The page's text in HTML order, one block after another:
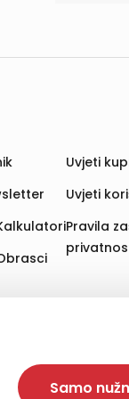
Time
web stranica i
Samo
Uvjeti
Uvjeti
Pravila